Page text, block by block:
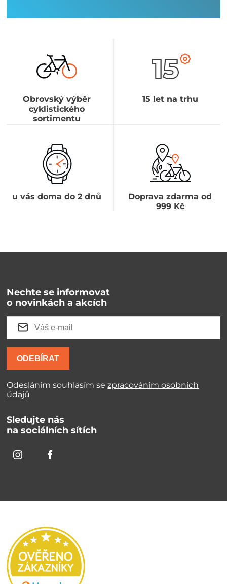
Obrovský výběr
cyklistického
sortimentu
15 let na trhu
u vás doma do 2 dnů
Doprava zdarma od
999 Kč
Nechte se informovat
o novinkách a akcích
ODEBÍRAT
Odesláním souhlasím sezpracováním osobních
údajů
Sledujte nás
na sociálních sítích